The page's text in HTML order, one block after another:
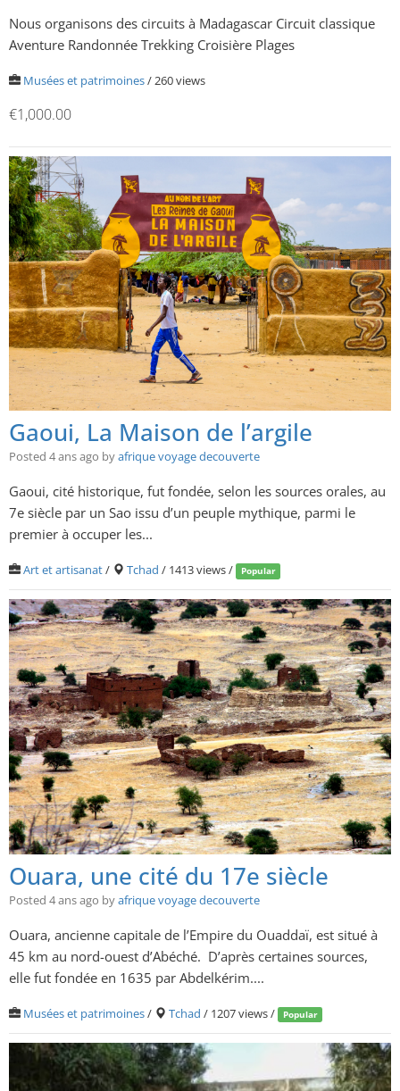
Nous organisons des circuits à Madagascar Circuit classique
Aventure Randonnée Trekking Croisière Plages
Musées et patrimoines/ 260 views
€1,000.00
Gaoui, La Maison de l’argile
Posted 4 ans ago byafrique voyage decouverte
Gaoui, cité historique, fut fondée, selon les sources orales, au
7e siècle par un Sao issu d’un peuple mythique, parmi le
premier à occuper les...
Art et artisanat/ Tchad / 1413 views / Popular
Ouara, une cité du 17e siècle
Posted 4 ans ago byafrique voyage decouverte
Ouara, ancienne capitale de l’Empire du Ouaddaï, est situé à
45 km au nord-ouest d’Abéché. D’après certaines sources,
elle fut fondée en 1635 par Abdelkérim....
Musées et patrimoines/ Tchad / 1207 views / Popular